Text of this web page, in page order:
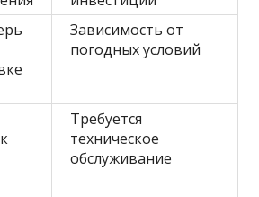
Зависимость от
погодных условий
Требуется
техническое
обслуживание